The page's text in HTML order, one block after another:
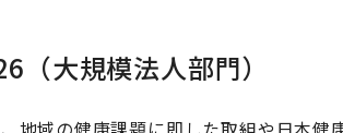
（大規模法人部門）